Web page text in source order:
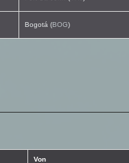
Bogotá (BOG)
Von